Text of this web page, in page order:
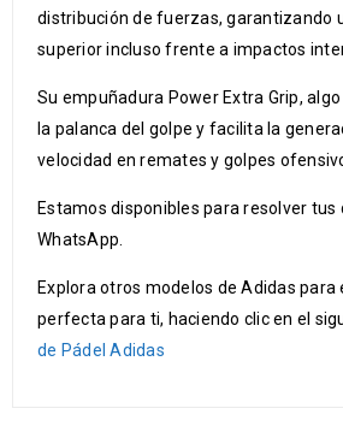
distribución de fuerzas, garantizando
superior incluso frente a impactos
Su empuñadura Power Extra Grip,
la palanca del golpe y facilita la
velocidad en remates y golpes
Estamos disponibles para resolver tus
WhatsApp.
Explora otros modelos de Adidas para
perfecta para ti, haciendo clic en el
de Pádel Adidas